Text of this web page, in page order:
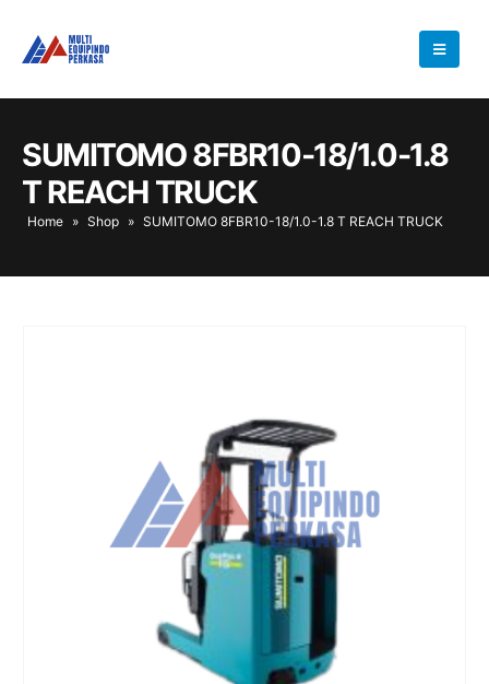
SUMITOMO 8FBR10-18/1.0-1.8
T REACH TRUCK
Home » Shop » SUMITOMO 8FBR10-18/1.0-1.8 T REACH TRUCK